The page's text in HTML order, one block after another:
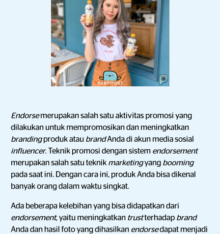
Endorsemerupakan salah satu aktivitas promosi yang
dilakukan untuk mempromosikan dan meningkatkan
brandingproduk atau brandAnda di akun media sosial
influencer. Teknik promosi dengan sistem endorsement
merupakan salah satu teknik marketingyang booming
pada saat ini. Dengan cara ini, produk Anda bisa dikenal
banyak orang dalam waktu singkat.
Ada beberapa kelebihan yang bisa didapatkan dari
endorsement, yaitu meningkatkan trustterhadap brand
Anda dan hasil foto yang dihasilkan endorsedapat menjadi